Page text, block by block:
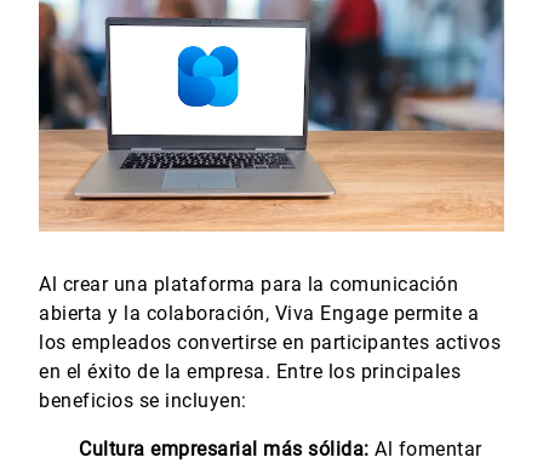
Al crear una plataforma para la comunicación
abierta y la colaboración, Viva Engage permite a
los empleados convertirse en participantes activos
en el éxito de la empresa. Entre los principales
beneficios se incluyen:
Cultura empresarial más sólida: Al fomentar